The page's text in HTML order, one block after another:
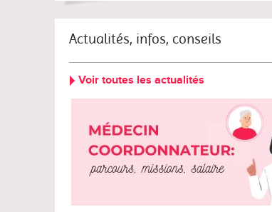
Actualités, infos, conseils
Voir toutes les actualités